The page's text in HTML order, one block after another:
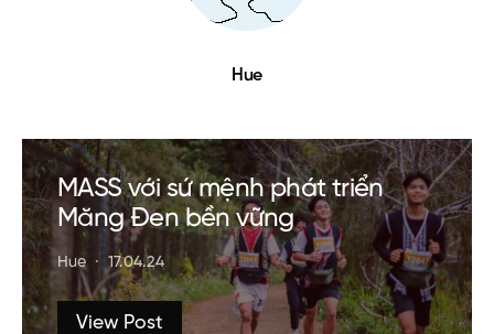
Hue
MASS với sứ mệnh phát triển
Măng Đen bền vững
Hue 17.04.24
View Post